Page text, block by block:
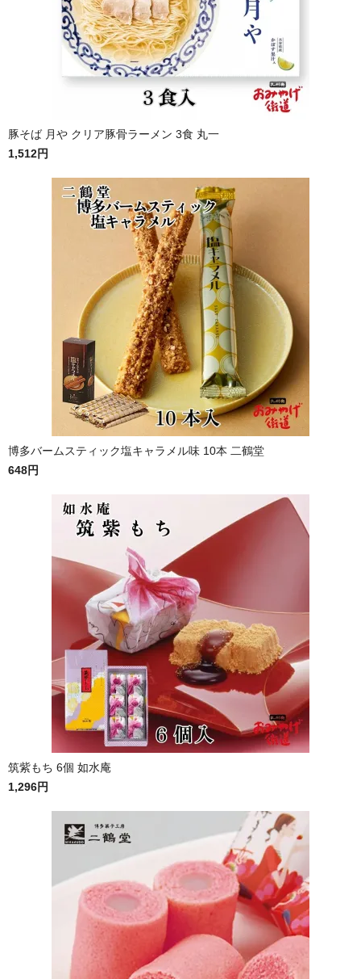
豚そば 月や クリア豚骨ラーメン 3食 丸一
1,512円
博多バームスティック塩キャラメル味 10本 二鶴堂
648円
筑紫もち 6個 如水庵
1,296円